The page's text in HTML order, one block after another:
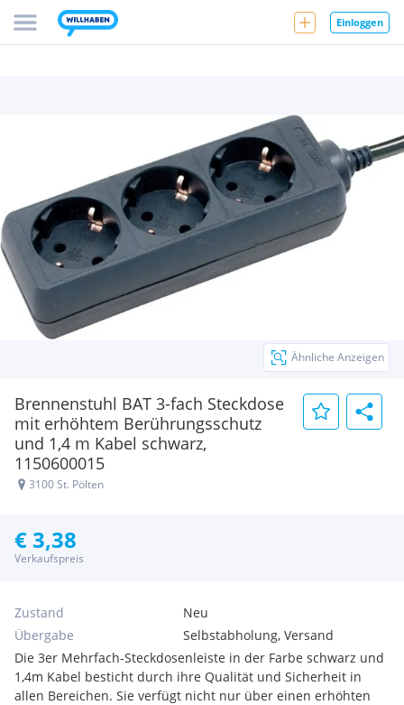
Einloggen
Brennenstuhl BAT 3-fach Steckdose
mit erhöhtem Berührungsschutz
und 1,4 m Kabel schwarz,
1150600015
3100 St. Pölten
Ähnliche Anzeigen
€ 3,38
Verkaufspreis
Zustand
Neu
Übergabe
Selbstabholung, Versand
Die 3er Mehrfach-Steckdosenleiste in der Farbe schwarz und
1,4m Kabel besticht durch ihre Qualität und Sicherheit in
allen Bereichen. Sie verfügt nicht nur über einen erhöhten